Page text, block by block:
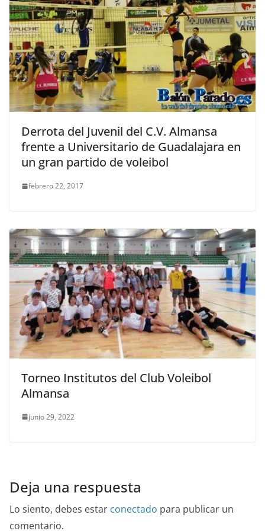
Derrota del Juvenil del C.V. Almansa
frente a Universitario de Guadalajara en
un gran partido de voleibol
febrero 22, 2017
Torneo Institutos del Club Voleibol
Almansa
junio 29, 2022
Deja una respuesta
Lo siento, debes estar conectado para publicar un
comentario.